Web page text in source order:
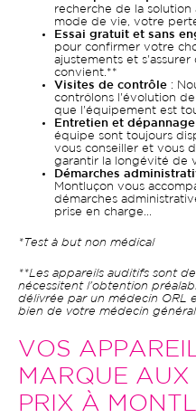
recherche de la
mode de vie, votre
Essai gratuit et sans
pour confirmer votre
ajustements et
convient.**
Visites de contrôle :
contrôlons l'évolution
que l'équipement est
Entretien et dépannage
équipe sont toujours
vous conseiller et vous
garantir la longévité de
Démarches
Montluçon vous
démarches
prise en charge...
*Test à but non médical
**Les appareils auditifs sont
nécessitent l'obtention
délivrée par un médecin ORL
bien de votre médecin
VOS
MARQUE AUX
PRIX À